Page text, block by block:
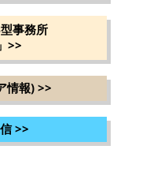
事務所
>>
情報)>>
>>